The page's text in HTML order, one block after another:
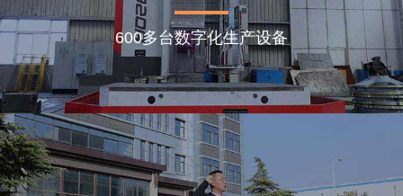
600多台数字化生产设备